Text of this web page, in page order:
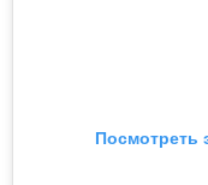
Посмотреть